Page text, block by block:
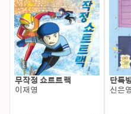
무작정 쇼트트랙
이재영
단톡
신은영